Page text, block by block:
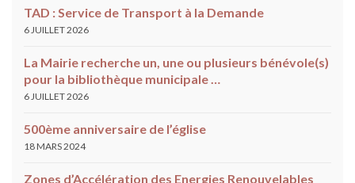
TAD : Service de Transport à la Demande
6 JUILLET 2026
La Mairie recherche un, une ou plusieurs bénévole(s)
pour la bibliothèque municipale …
6 JUILLET 2026
500ème anniversaire de l’église
18 MARS 2024
Zones d’Accélération des Energies Renouvelables